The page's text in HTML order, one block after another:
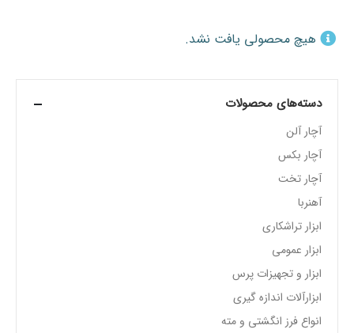
هیچ محصولی یافت نشد.
دسته‌های محصولات
آچار آلن
آچار بکس
آچار تخت
آهنربا
ابزار تراشکاری
ابزار عمومی
ابزار و تجهیزات پرس
ابزارآلات اندازه گیری
انواع فرز انگشتی و مته